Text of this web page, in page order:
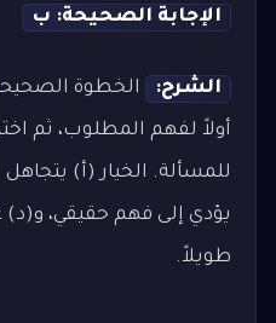
الإجابة الصحيحة: ب
الشرح: الخطوة
أولاً لفهم المطلوب، ثم
للمسألة. الخيار (أ)
يؤدي إلى فهم حقيقي،
طويلاً.